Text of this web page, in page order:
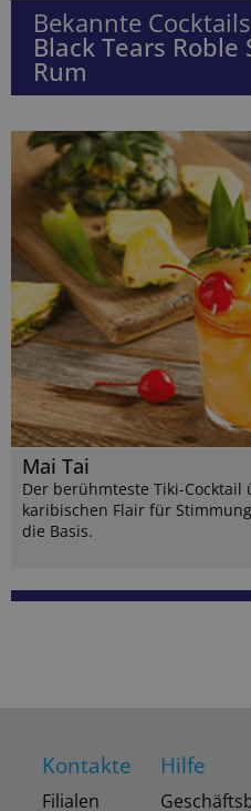
Bekannte
Black Tears
Rum
Mai Tai
Der berühmteste Tiki-
karibischen Flair für
die Basis.
Kontakte
Filialen
Hilfe